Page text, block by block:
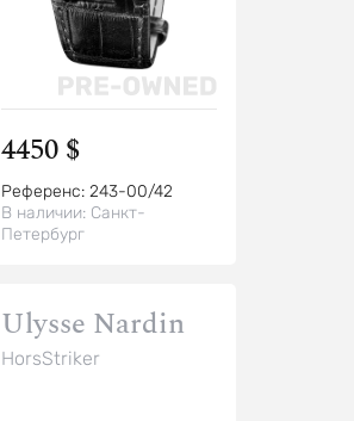
4450 $
Референс: 243-00/42
В наличии: Санкт-
Петербург
Ulysse Nardin
HorsStriker